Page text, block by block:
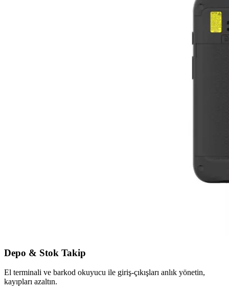
Depo & Stok Takip
El terminali ve barkod okuyucu ile giriş-çıkışları anlık yönetin,
kayıpları azaltın.